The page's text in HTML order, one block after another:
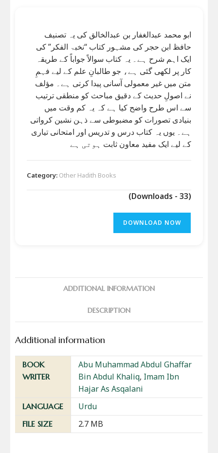
ابو محمد عبدالغفار بن عبدالخالق کی یہ تصنیف
حافظ ابن حجر کی مشہور کتاب “نخبۃ الفکر” کی
ایک اہم شرح ہے۔ یہ کتاب سوالاً جواباً کے طریقہ
کار پر لکھی گئی ہے، جو طالبانِ علم کے لیے فہمِ
متن میں غیر معمولی آسانی پیدا کرتی ہے۔ مؤلف
نے اصولِ حدیث کے دقیق مباحث کو منطقی ترتیب
سے اس طرح واضح کیا ہے کہ یہ کم وقت میں
بنیادی تصورات کو مضبوطی سے ذہن نشین کرواتی
ہے۔ یوں یہ کتاب درس و تدریس اور امتحانی تیاری
کے لیے ایک مفید معاون ثابت ہوتی ہے
Category: Other Hadith Books
(Downloads - 33)
DOWNLOAD NOW
ADDITIONAL INFORMATION
DESCRIPTION
Additional information
BOOK
WRITER
Abu Muhammad Abdul Ghaffar
Bin Abdul Khaliq, Imam Ibn
Hajar As Asqalani
LANGUAGE Urdu
FILE SIZE 2.7 MB